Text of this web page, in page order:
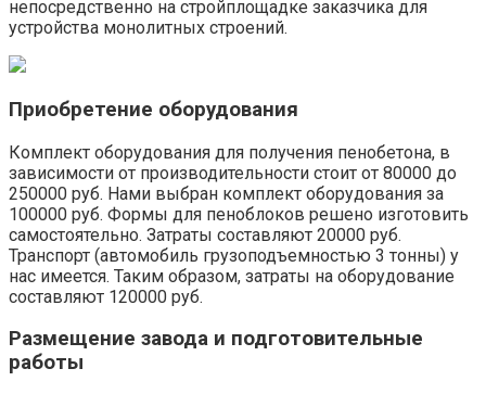
непосредственно на стройплощадке заказчика для
устройства монолитных строений.
Приобретение оборудования
Комплект оборудования для получения пенобетона, в
зависимости от производительности стоит от 80000 до
250000 руб. Нами выбран комплект оборудования за
100000 руб. Формы для пеноблоков решено изготовить
самостоятельно. Затраты составляют 20000 руб.
Транспорт (автомобиль грузоподъемностью 3 тонны) у
нас имеется. Таким образом, затраты на оборудование
составляют 120000 руб.
Размещение завода и подготовительные
работы